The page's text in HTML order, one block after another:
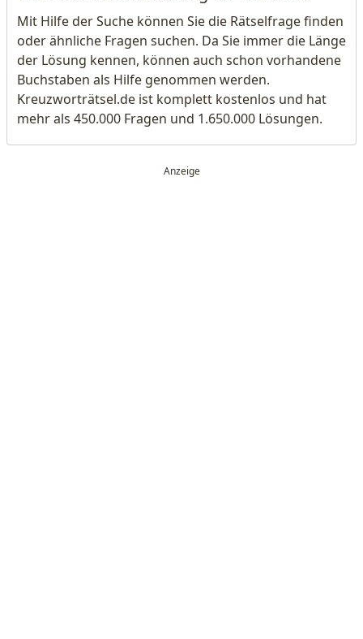
Mit Hilfe der Suche können Sie die Rätselfrage finden
oder ähnliche Fragen suchen. Da Sie immer die Länge
der Lösung kennen, können auch schon vorhandene
Buchstaben als Hilfe genommen werden.
Kreuzworträtsel.de ist komplett kostenlos und hat
mehr als 450.000 Fragen und 1.650.000 Lösungen.